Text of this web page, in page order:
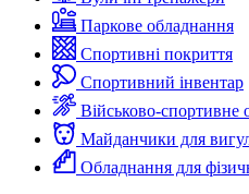
Паркове обладнання
Спортивні покриття
Спортивний інвентар
Військово-спортивне
Майданчики для
Обладнання для